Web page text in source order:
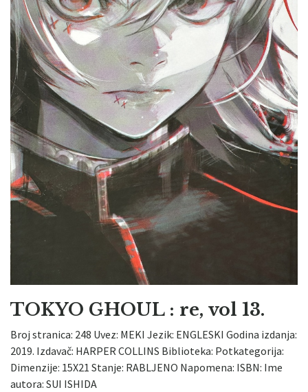
TOKYO GHOUL : re, vol 13.
Broj stranica: 248 Uvez: MEKI Jezik: ENGLESKI Godina izdanja:
2019. Izdavač: HARPER COLLINS Biblioteka: Potkategorija:
Dimenzije: 15X21 Stanje: RABLJENO Napomena: ISBN: Ime
autora: SUI ISHIDA